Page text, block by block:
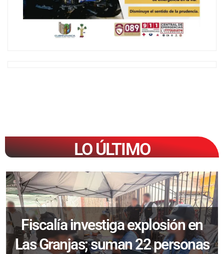
LO ÚLTIMO
Fiscalía investiga explosión en
Las Granjas; suman 22 personas